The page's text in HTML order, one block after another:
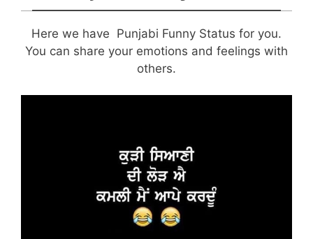
Here we have Punjabi Funny Status for you.
You can share your emotions and feelings with
others.